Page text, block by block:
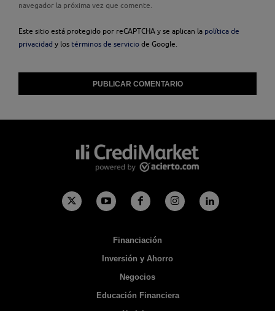
navegador la próxima vez que comente.
Este sitio está protegido por reCAPTCHA y se aplican la política de
privacidad y los términos de servicio de Google.
Financiación
Inversión y Ahorro
Negocios
Educación Financiera